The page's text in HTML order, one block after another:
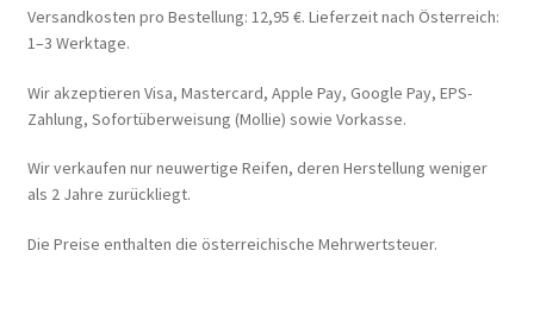
Versandkosten pro Bestellung: 12,95 €. Lieferzeit nach Österreich:
1–3 Werktage.
Wir akzeptieren Visa, Mastercard, Apple Pay, Google Pay, EPS-
Zahlung, Sofortüberweisung (Mollie) sowie Vorkasse.
Wir verkaufen nur neuwertige Reifen, deren Herstellung weniger
als 2 Jahre zurückliegt.
Die Preise enthalten die österreichische Mehrwertsteuer.